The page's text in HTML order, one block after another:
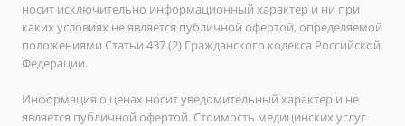
носит исключительно информационный характер и ни при
каких условиях не является публичной офертой, определяемой
положениями Статьи 437 (2) Гражданского кодекса Российской
Федерации.
Информация о ценах носит уведомительный характер и не
является публичной офертой. Стоимость медицинских услуг